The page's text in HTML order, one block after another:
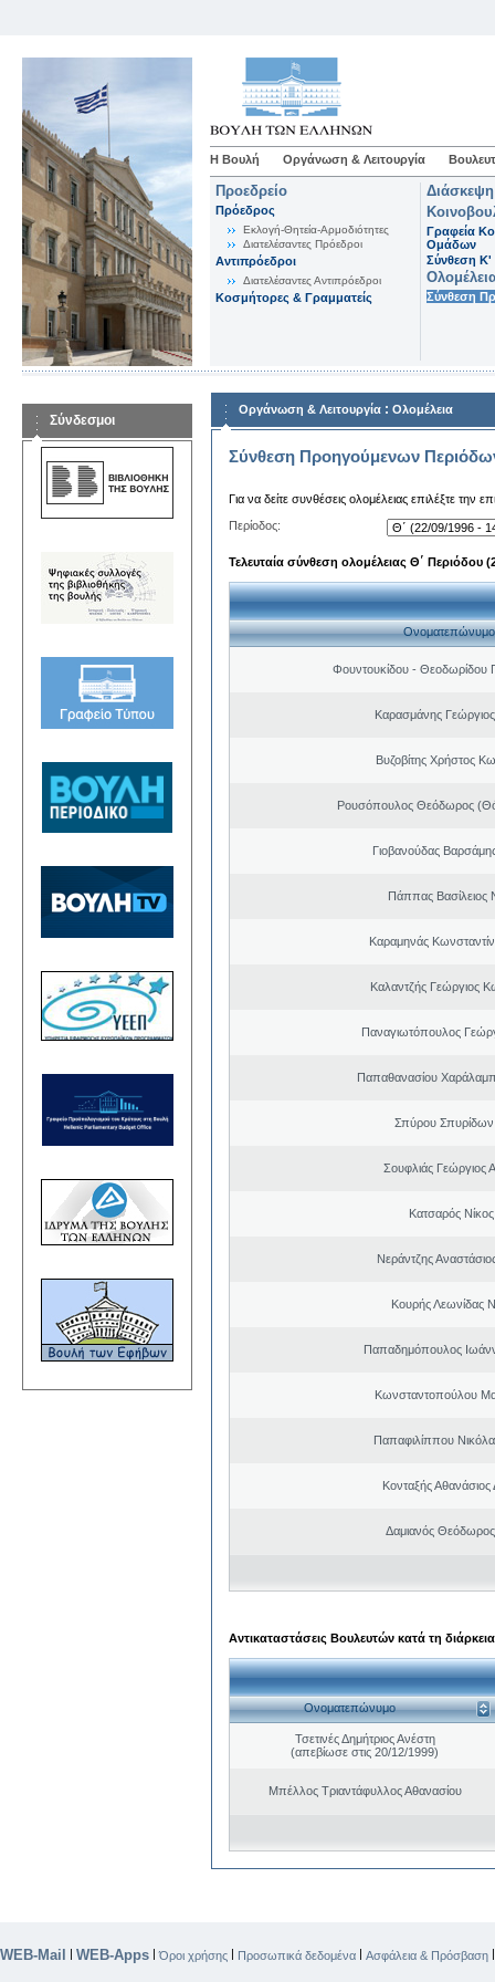
Η Βουλή Οργάνωση & Λειτουργία
Προεδρείο
Πρόεδρος
Εκλογή-Θητεία-Αρμοδιότητες
Διατελέσαντες Πρόεδροι
Αντιπρόεδροι
Διατελέσαντες Αντιπρόεδροι
Κοσμήτορες & Γραμματείς
Γραφεία
Ομάδων
Σύνθεση K'
Σύνθεση
Σύνδεσμοι
Οργάνωση & Λειτουργία : Ολομέλεια
Σύνθεση Προηγούμενων
Για να δείτε συνθέσεις ολομέλειας επιλέξτε την
Περίοδος:
Τελευταία σύνθεση ολομέλειας Θ΄ Περιόδου
Ονοματεπώνυμο
Φουντουκίδου - Θεοδωρίδου
Καρασμάνης
Βυζοβίτης Χρήστος
Ρουσόπουλος Θεόδωρος
Γιοβανούδας
Πάππας Βασίλειος
Καραμηνάς
Καλαντζής Γεώργιος
Παναγιωτόπουλος
Παπαθανασίου
Σπύρου Σπυρίδων
Σουφλιάς Γεώργιος
Κατσαρός
Νεράντζης
Κουρής Λεωνίδας
Παπαδημόπουλος
Κωνσταντοπούλου
Παπαφιλίππου
Κονταξής Αθανάσιος
Δαμιανός
Αντικαταστάσεις Βουλευτών κατά τη
Ονοματεπώνυμο
Τσετινές Δημήτριος Ανέστη
(απεβίωσε στις 20/12/1999)
Μπέλλος Τριαντάφυλλος Αθανασίου
WEB-Mail | WEB-Apps |Όροι χρήσης | Προσωπικά δεδομένα | Ασφάλεια & Πρόσβαση